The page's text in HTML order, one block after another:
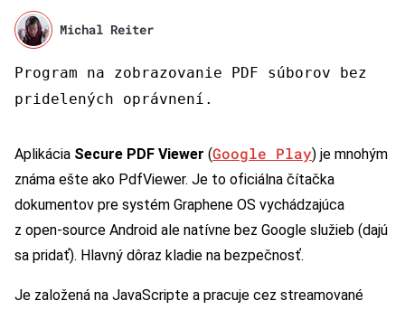
Michal Reiter
Program na zobrazovanie PDF súborov bez
pridelených oprávnení.
Aplikácia Secure PDF Viewer (Google Play) je mnohým
známa ešte ako PdfViewer. Je to oficiálna čítačka
dokumentov pre systém Graphene OS vychádzajúca
z open-source Android ale natívne bez Google služieb (dajú
sa pridať). Hlavný dôraz kladie na bezpečnosť.
Je založená na JavaScripte a pracuje cez streamované